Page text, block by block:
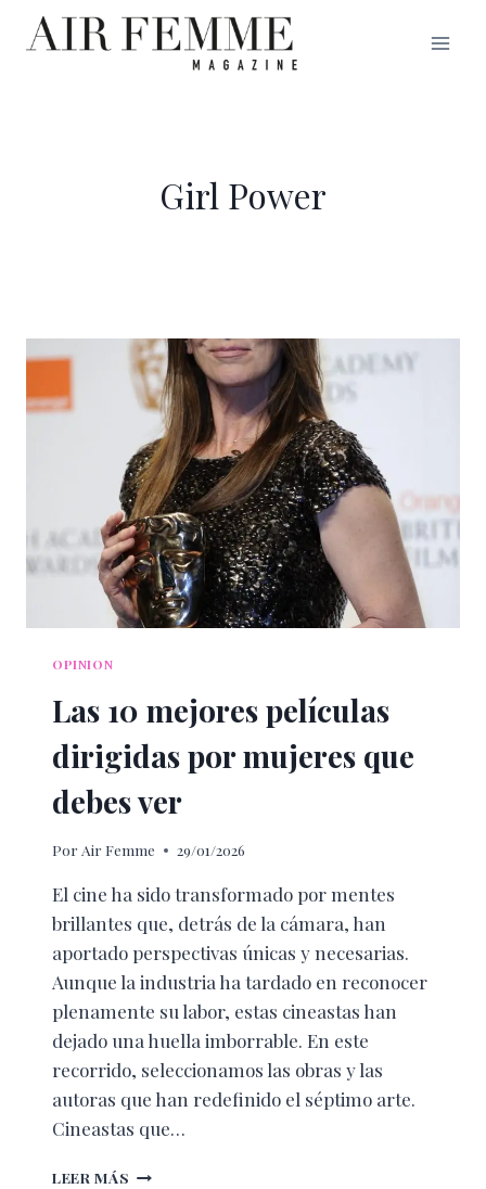
Saltar
Girl Power
OPINION
Las 10 mejores películas
dirigidas por mujeres que
debes ver
Por Air Femme 29/01/2026
El cine ha sido transformado por mentes
brillantes que, detrás de la cámara, han
aportado perspectivas únicas y necesarias.
Aunque la industria ha tardado en reconocer
plenamente su labor, estas cineastas han
dejado una huella imborrable. En este
recorrido, seleccionamos las obras y las
autoras que han redefinido el séptimo arte.
Cineastas que…
LEER MÁS LAS